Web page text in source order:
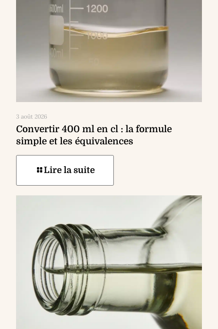
3 août 2026
Convertir 400 ml en cl : la formule
simple et les équivalences
Lire la suite